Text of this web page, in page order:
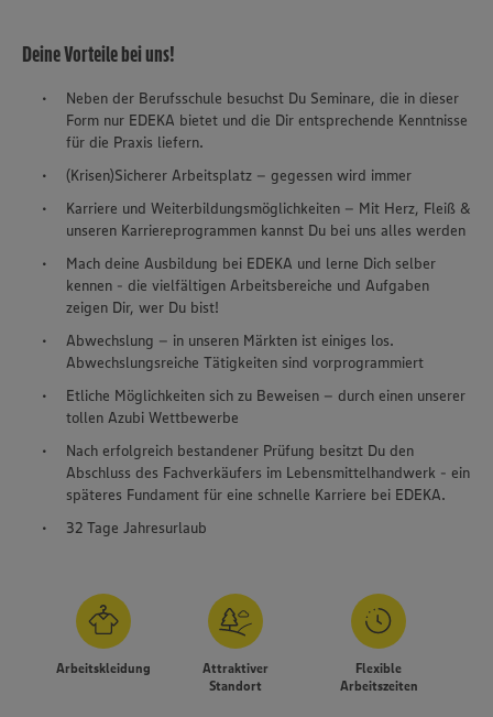
Wir setzen Cookies und andere Technologien ein, um Ihnen
Deine Vorteile bei uns!
Neben der Berufsschule besuchst Du Seminare, die in dieser
Form nur EDEKA bietet und die Dir entsprechende Kenntnisse
für die Praxis liefern.
(Krisen)Sicherer Arbeitsplatz – gegessen wird immer
Karriere und Weiterbildungsmöglichkeiten – Mit Herz, Fleiß &
unseren Karriereprogrammen kannst Du bei uns alles werden
Mach deine Ausbildung bei EDEKA und lerne Dich selber
kennen - die vielfältigen Arbeitsbereiche und Aufgaben
zeigen Dir, wer Du bist!
Abwechslung – in unseren Märkten ist einiges los.
Abwechslungsreiche Tätigkeiten sind vorprogrammiert
Etliche Möglichkeiten sich zu Beweisen – durch einen unserer
tollen Azubi Wettbewerbe
Nach erfolgreich bestandener Prüfung besitzt Du den
Abschluss des Fachverkäufers im Lebensmittelhandwerk - ein
späteres Fundament für eine schnelle Karriere bei EDEKA.
32 Tage Jahresurlaub
Arbeitskleidung
Attraktiver
Standort
Flexible
Arbeitszeiten